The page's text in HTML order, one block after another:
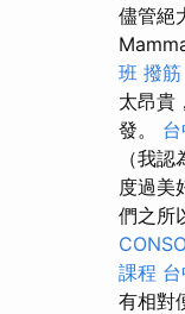
儘管絕
班 撥
太昂貴
發。
（我
度過美
們之所
課程
有相對